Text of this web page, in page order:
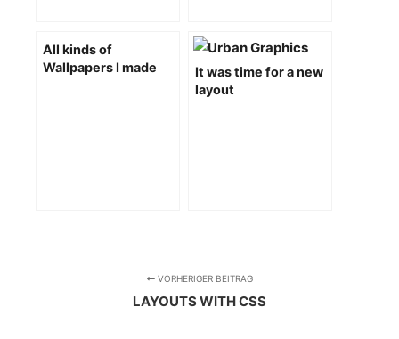
All kinds of
Wallpapers I made
It was time for a new
layout
VORHERIGER BEITRAG
LAYOUTS WITH CSS